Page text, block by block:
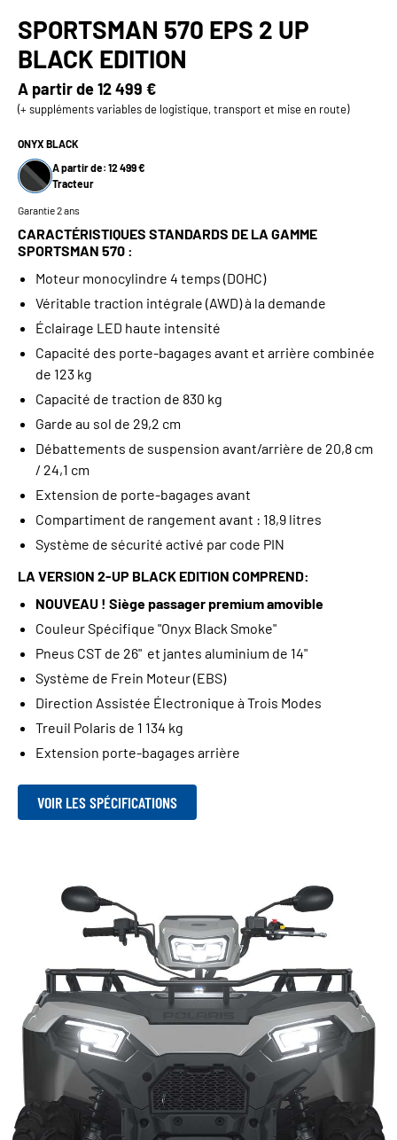
SPORTSMAN 570 EPS 2 UP
BLACK EDITION
A partir de12 499 €
(+ suppléments variables de logistique, transport et mise en route)
ONYX BLACK
A partir de: 12 499 €
Tracteur
Garantie 2 ans
CARACTÉRISTIQUES STANDARDS DE LA GAMME
SPORTSMAN 570 :
Moteur monocylindre 4 temps (DOHC)
Véritable traction intégrale (AWD) à la demande
Éclairage LED haute intensité
Capacité des porte-bagages avant et arrière combinée
de 123 kg
Capacité de traction de 830 kg
Garde au sol de 29,2 cm
Débattements de suspension avant/arrière de 20,8 cm
/ 24,1 cm
Extension de porte-bagages avant
Compartiment de rangement avant : 18,9 litres
Système de sécurité activé par code PIN
LA VERSION 2-UP BLACK EDITION COMPREND:
NOUVEAU ! Siège passager premium amovible
Couleur Spécifique "Onyx Black Smoke"
Pneus CST de 26" et jantes aluminium de 14"
Système de Frein Moteur (EBS)
Direction Assistée Électronique à Trois Modes
Treuil Polaris de 1 134 kg
Extension porte-bagages arrière
VOIR LES SPÉCIFICATIONS